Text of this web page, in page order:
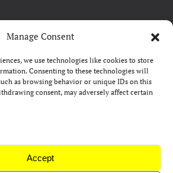
Manage Consent
we use technologies like cookies to store
Consenting to these technologies will
as browsing behavior or unique IDs on this
consent, may adversely affect certain
Accept